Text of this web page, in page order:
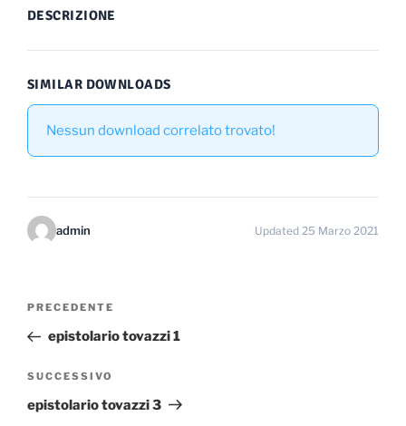
DESCRIZIONE
SIMILAR DOWNLOADS
Nessun download correlato trovato!
admin Updated 25 Marzo 2021
Navigazione
Articolo
precedente:
PRECEDENTE
epistolario tovazzi 1
Articolo
successivo
SUCCESSIVO
epistolario tovazzi 3